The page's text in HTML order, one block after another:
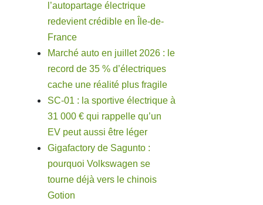
l’autopartage électrique
redevient crédible en Île-de-
France
Marché auto en juillet 2026 : le
record de 35 % d’électriques
cache une réalité plus fragile
SC-01 : la sportive électrique à
31 000 € qui rappelle qu’un
EV peut aussi être léger
Gigafactory de Sagunto :
pourquoi Volkswagen se
tourne déjà vers le chinois
Gotion